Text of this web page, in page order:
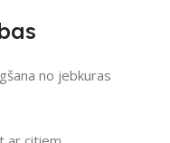
no jebkuras